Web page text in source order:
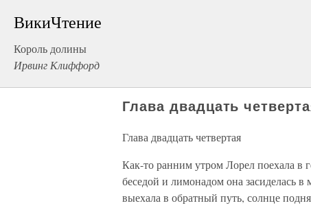
ВикиЧтение
Король долины
Ирвинг Клиффорд
Глава двадцать
Глава двадцать четвертая
Как-то ранним утром Лорел поехала в
беседой и лимонадом она засиделась в
выехала в обратный путь, солнце